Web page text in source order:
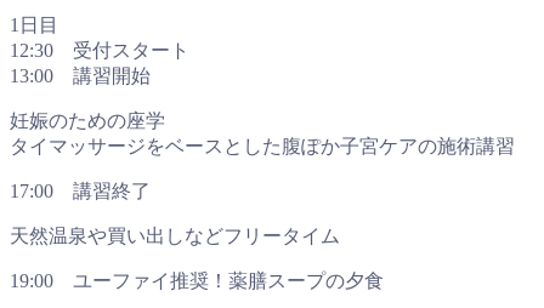
1日目
12:30 受付スタート
13:00 講習開始
妊娠のための座学
タイマッサージをベースとした腹ぽか子宮ケアの施術講習
17:00 講習終了
天然温泉や買い出しなどフリータイム
19:00 ユーファイ推奨！薬膳スープの夕食